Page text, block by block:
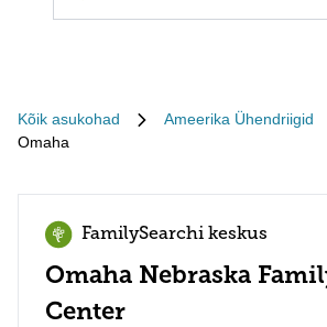
Kõik asukohad Ameerika Ühendriigid
Omaha
FamilySearchi keskus
Omaha Nebraska
Center